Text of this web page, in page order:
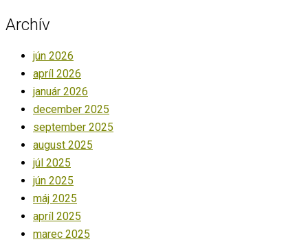
Archív
jún 2026
apríl 2026
január 2026
december 2025
september 2025
august 2025
júl 2025
jún 2025
máj 2025
apríl 2025
marec 2025